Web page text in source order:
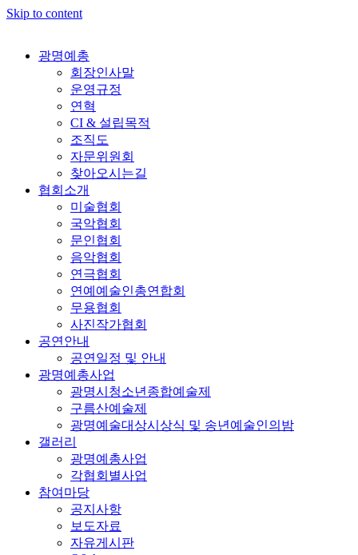
Skip to content
광명예총
회장인사말
운영규정
연혁
CI & 설립목적
조직도
자문위원회
찾아오시는길
협회소개
미술협회
국악협회
문인협회
음악협회
연극협회
연예예술인총연합회
무용협회
사진작가협회
공연안내
공연일정 및 안내
광명예총사업
광명시청소년종합예술제
구름산예술제
광명예술대상시상식 및 송년예술인의밤
갤러리
광명예총사업
각협회별사업
참여마당
공지사항
보도자료
자유게시판